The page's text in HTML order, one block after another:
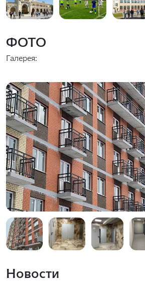
ФОТО
Галерея:
Новости